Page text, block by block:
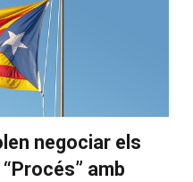
negociar els
amb